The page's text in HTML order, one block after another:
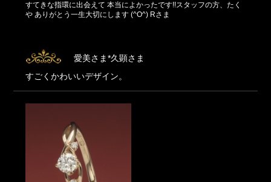
すてきな指環に出会えて 本当によかったです!!スタッフの方、たく
や ありがとう一生大切にします (^O^) Rさま
愛美さま*久顕さま
すごくかわいいデザイン。